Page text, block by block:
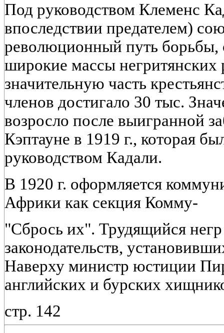
Под руководством Клеменс
впоследствии предателем)
революционный путь борьбы,
широкие массы негритянских
значительную часть
членов достигало 30 тыс.
возросло после выигранной
Кэптауне в 1919 г., которая
руководством Кадали.
В 1920 г. оформляется
Африки как секция Комму-
"Сбрось их". Трудящийся
законодательств,
Наверху министр юстиции
английских и бурских
стр. 142